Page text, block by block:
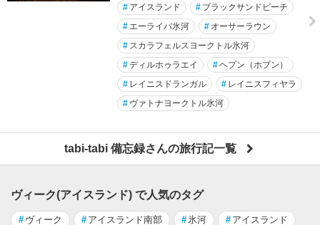
# アイスランド # ブラックサンドビーチ
# エーライバ氷河 # オーサーラウン
# スカラフェルスヨークトル氷河
#ディルホゥラエイ #ヘプン（ホプン）
# レイニスドランガル # レイニスフィヤラ
# ヴァトナヨークトル氷河
tabi-tabi 備忘録さんの旅行記一覧
ヴィーク(アイスランド) で人気のタグ
# ヴィーク # アイスランド南部 #氷河 # アイスランド